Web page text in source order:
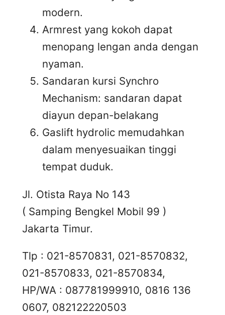
modern.
Armrest yang kokoh dapat
menopang lengan anda dengan
nyaman.
Sandaran kursi Synchro
Mechanism: sandaran dapat
diayun depan-belakang
Gaslift hydrolic memudahkan
dalam menyesuaikan tinggi
tempat duduk.
Jl. Otista Raya No 143
( Samping Bengkel Mobil 99 )
Jakarta Timur.
Tlp : 021-8570831, 021-8570832,
021-8570833, 021-8570834,
HP/WA : 087781999910, 0816 136
0607, 082122220503